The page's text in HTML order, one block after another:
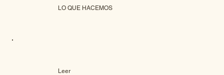
LO QUE HACEMOS
Leer